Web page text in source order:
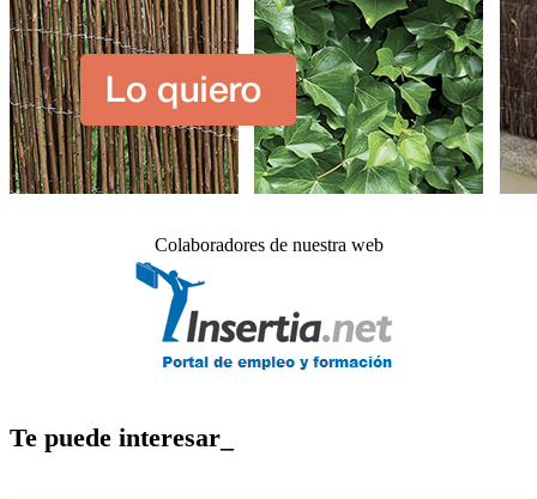
Colaboradores de nuestra web
Te puede interesar_